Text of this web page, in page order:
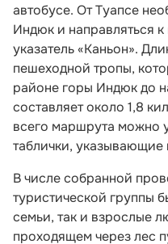
автобусе. От Туапсе
Индюк и направляться к
указатель «Каньон».
пешеходной тропы,
районе горы Индюк до
составляет около 1,8
всего маршрута можно
таблички, указывающие
В числе собранной
туристической группы
семьи, так и взрослые
проходящем через лес